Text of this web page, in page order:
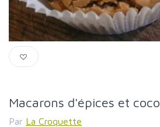
Macarons d'épices et coco
Par La Croquette